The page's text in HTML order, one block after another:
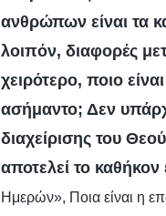
ανθρώπων είναι τα
λοιπόν, διαφορές
χειρότερο, ποιο
ασήμαντο; Δεν
διαχείρισης του
αποτελεί το
Ημερών», Ποια είναι η